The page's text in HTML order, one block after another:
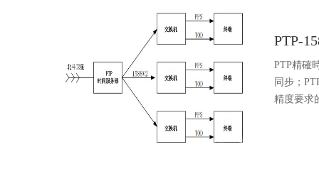
PTP-
PTP精確
同步；
精度要求